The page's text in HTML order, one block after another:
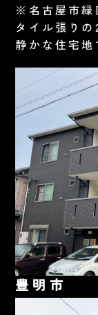
※名古屋市緑
タイル張りの
静かな住宅地
豊明市